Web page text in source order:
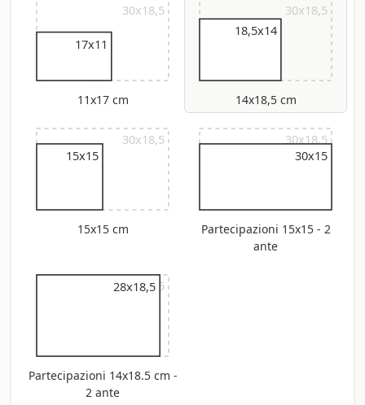
30x18,5
17x11
11x17 cm
30x18,5
18,5x14
14x18,5 cm
30x18,5
15x15
15x15 cm
30x18,5
30x15
Partecipazioni 15x15 - 2
ante
30x18,5
28x18,5
Partecipazioni 14x18.5 cm -
2 ante